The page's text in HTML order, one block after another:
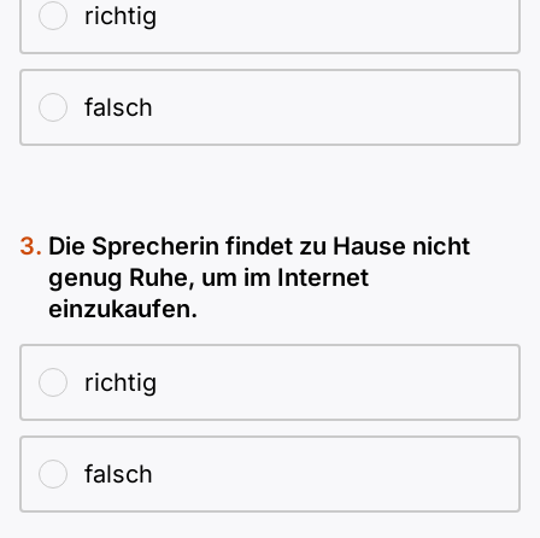
richtig
falsch
Die Sprecherin findet zu Hause nicht
genug Ruhe, um im Internet
einzukaufen.
richtig
falsch